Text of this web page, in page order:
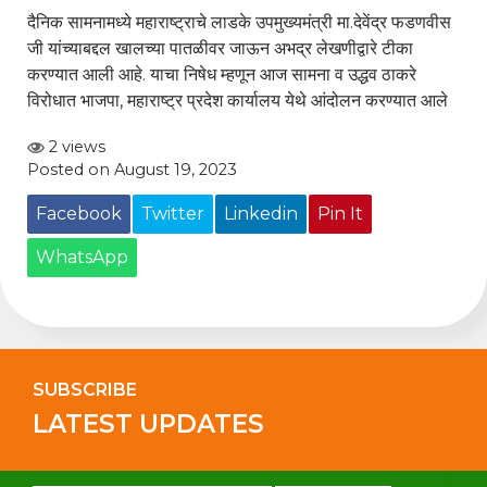
दैनिक सामनामध्ये महाराष्ट्राचे लाडके उपमुख्यमंत्री मा.देवेंद्र फडणवीस
जी यांच्याबद्दल खालच्या पातळीवर जाऊन अभद्र लेखणीद्वारे टीका
करण्यात आली आहे. याचा निषेध म्हणून आज सामना व उद्धव ठाकरे
विरोधात भाजपा, महाराष्ट्र प्रदेश कार्यालय येथे आंदोलन करण्यात आले
2 views
Posted on August 19, 2023
Facebook Twitter Linkedin Pin It
WhatsApp
SUBSCRIBE
LATEST UPDATES